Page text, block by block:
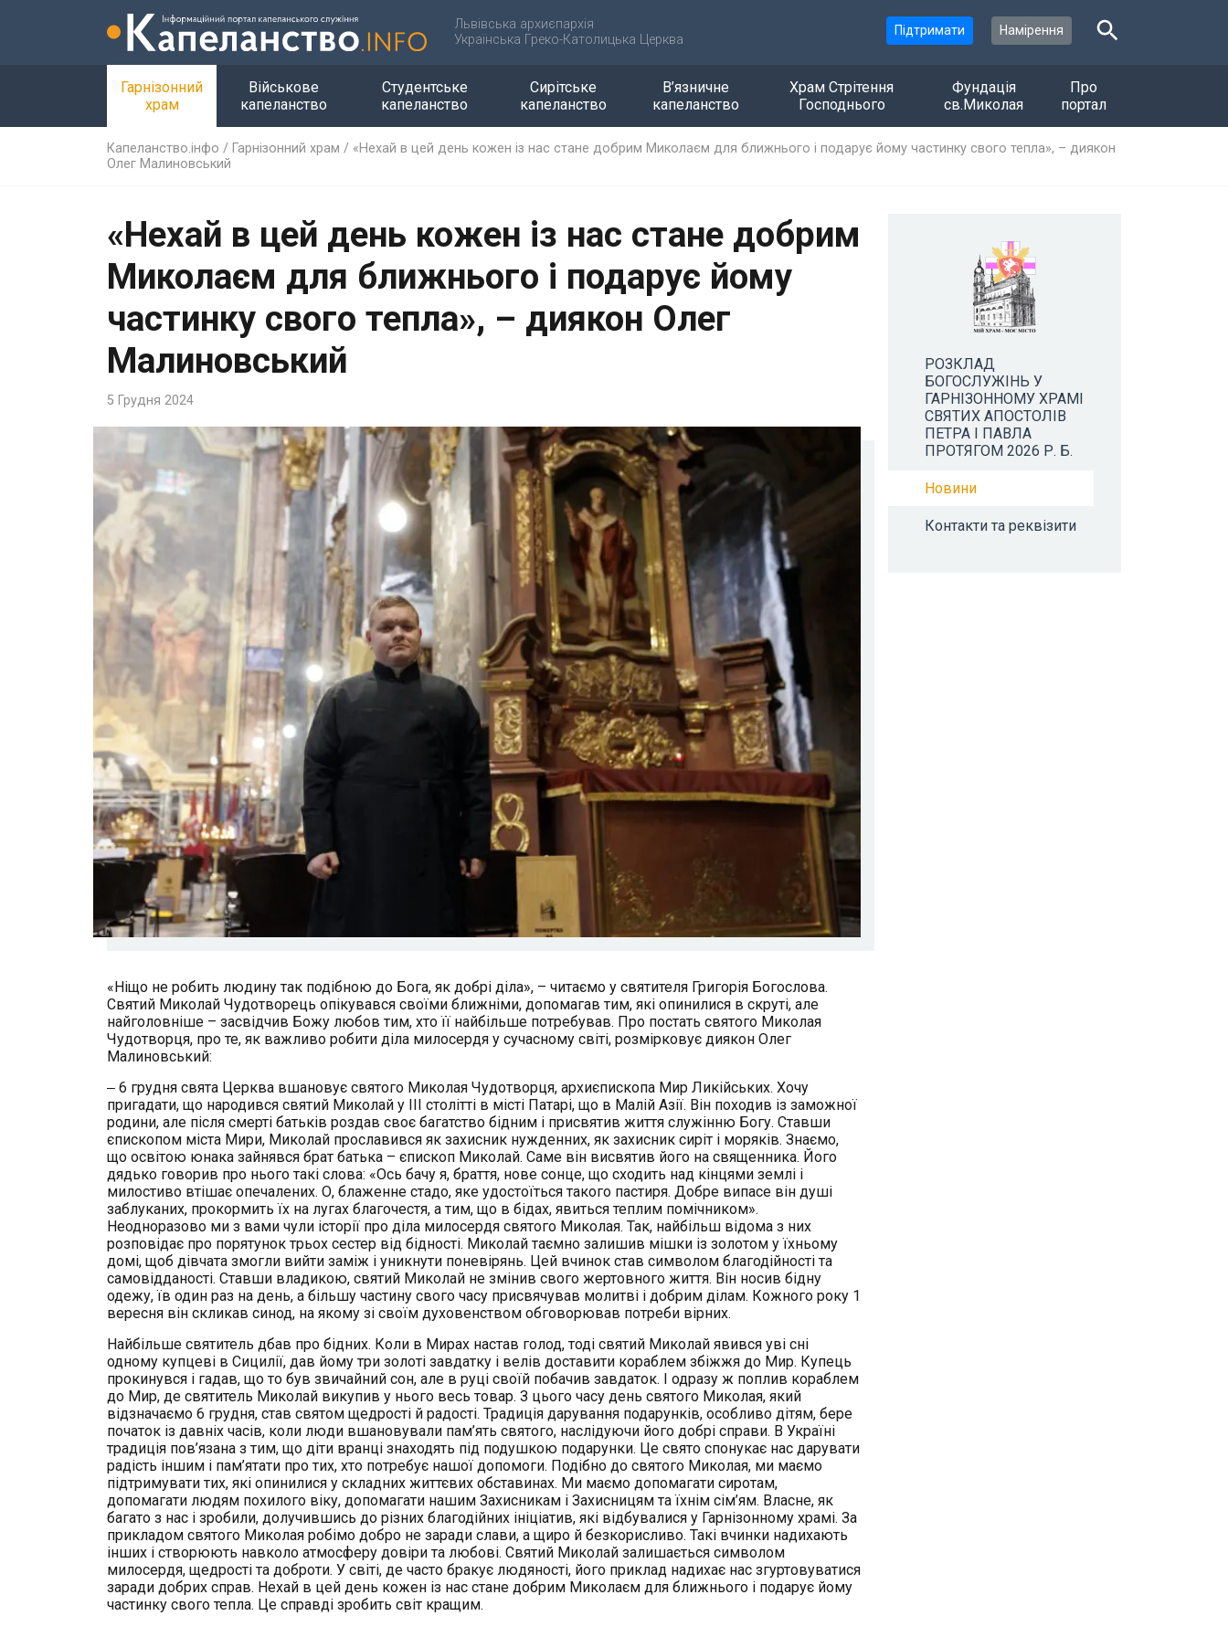
Львівська архиєпархія
Українська Греко-Католицька Церква
Підтримати Намірення
Гарнізонний
храм
Військове
капеланство
Студентське
капеланство
Сирітське
капеланство
В’язничне
капеланство
Храм Стрітення
Господнього
Фундація
св.Миколая
Про
портал
Капеланство.інфо / Гарнізонний храм / «Нехай в цей день кожен із нас стане добрим Миколаєм для ближнього і подарує йому частинку свого тепла», – диякон
Олег Малиновський
«Нехай в цей день кожен із нас стане добрим
Миколаєм для ближнього і подарує йому
частинку свого тепла», – диякон Олег
Малиновський
5 Грудня 2024
«Ніщо не робить людину так подібною до Бога, як добрі діла», – читаємо у святителя Григорія Богослова.
Святий Миколай Чудотворець опікувався своїми ближніми, допомагав тим, які опинилися в скруті, але
найголовніше – засвідчив Божу любов тим, хто її найбільше потребував. Про постать святого Миколая
Чудотворця, про те, як важливо робити діла милосердя у сучасному світі, розмірковує диякон Олег
Малиновський:
‒ 6 грудня свята Церква вшановує святого Миколая Чудотворця, архиєпископа Мир Ликійських. Хочу
пригадати, що народився святий Миколай у III столітті в місті Патарі, що в Малій Азії. Він походив із заможної
родини, але після смерті батьків роздав своє багатство бідним і присвятив життя служінню Богу. Ставши
єпископом міста Мири, Миколай прославився як захисник нужденних, як захисник сиріт і моряків. Знаємо,
що освітою юнака зайнявся брат батька – єпископ Миколай. Саме він висвятив його на священника. Його
дядько говорив про нього такі слова: «Ось бачу я, браття, нове сонце, що сходить над кінцями землі і
милостиво втішає опечалених. О, блаженне стадо, яке удостоїться такого пастиря. Добре випасе він душі
заблуканих, прокормить їх на лугах благочестя, а тим, що в бідах, явиться теплим помічником».
Неодноразово ми з вами чули історії про діла милосердя святого Миколая. Так, найбільш відома з них
розповідає про порятунок трьох сестер від бідності. Миколай таємно залишив мішки із золотом у їхньому
домі, щоб дівчата змогли вийти заміж і уникнути поневірянь. Цей вчинок став символом благодійності та
самовідданості. Ставши владикою, святий Миколай не змінив свого жертовного життя. Він носив бідну
одежу, їв один раз на день, а більшу частину свого часу присвячував молитві і добрим ділам. Кожного року 1
вересня він скликав синод, на якому зі своїм духовенством обговорював потреби вірних.
Найбільше святитель дбав про бідних. Коли в Мирах настав голод, тоді святий Миколай явився уві сні
одному купцеві в Сицилії, дав йому три золоті завдатку і велів доставити кораблем збіжжя до Мир. Купець
прокинувся і гадав, що то був звичайний сон, але в руці своїй побачив завдаток. І одразу ж поплив кораблем
до Мир, де святитель Миколай викупив у нього весь товар. З цього часу день святого Миколая, який
відзначаємо 6 грудня, став святом щедрості й радості. Традиція дарування подарунків, особливо дітям, бере
початок із давніх часів, коли люди вшановували пам’ять святого, наслідуючи його добрі справи. В Україні
традиція пов’язана з тим, що діти вранці знаходять під подушкою подарунки. Це свято спонукає нас дарувати
радість іншим і пам’ятати про тих, хто потребує нашої допомоги. Подібно до святого Миколая, ми маємо
підтримувати тих, які опинилися у складних життєвих обставинах. Ми маємо допомагати сиротам,
допомагати людям похилого віку, допомагати нашим Захисникам і Захисницям та їхнім сім’ям. Власне, як
багато з нас і зробили, долучившись до різних благодійних ініціатив, які відбувалися у Гарнізонному храмі. За
прикладом святого Миколая робімо добро не заради слави, а щиро й безкорисливо. Такі вчинки надихають
інших і створюють навколо атмосферу довіри та любові. Святий Миколай залишається символом
милосердя, щедрості та доброти. У світі, де часто бракує людяності, його приклад надихає нас згуртовуватися
заради добрих справ. Нехай в цей день кожен із нас стане добрим Миколаєм для ближнього і подарує йому
частинку свого тепла. Це справді зробить світ кращим.
РОЗКЛАД
БОГОСЛУЖІНЬ У
ГАРНІЗОННОМУ ХРАМІ
СВЯТИХ АПОСТОЛІВ
ПЕТРА І ПАВЛА
ПРОТЯГОМ 2026 Р. Б.
Новини
Контакти та реквізити